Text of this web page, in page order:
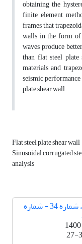
obtaining the
finite element
frames that
walls in the form
waves produce
than flat steel
materials and
seismic
plate shear wall.
Flat steel plate shear wall
Sinusoidal corrugated
analysis
دوره 15، شماره 34 - شماره
27-